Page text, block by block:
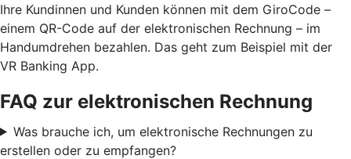
Ihre Kundinnen und Kunden können mit dem GiroCode –
einem QR-Code auf der elektronischen Rechnung – im
Handumdrehen bezahlen. Das geht zum Beispiel mit der
VR Banking App.
FAQ zur elektronischen Rechnung
Was brauche ich, um elektronische Rechnungen zu
erstellen oder zu empfangen?